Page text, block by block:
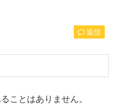
返信
ことはありません。